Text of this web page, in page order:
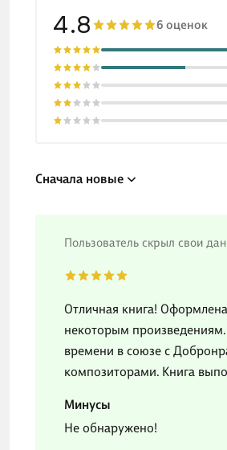
4.8 6 оценок
Сначала новые
Пользователь скрыл свои
Отличная книга!
некоторым
времени в союзе с
композиторами. Книга
Минусы
Не обнаружено!